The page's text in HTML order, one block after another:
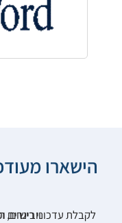
הישארו
לקבלת עדכוני רישום,